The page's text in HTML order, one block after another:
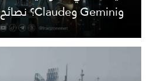
وGemini وClaude؟ نصائح مهمة